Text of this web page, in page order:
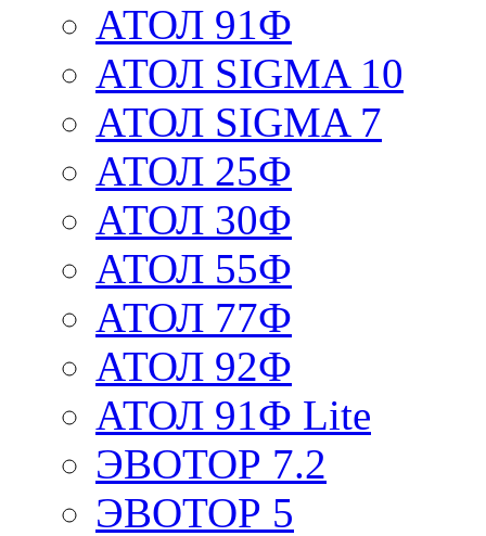
АТОЛ 91Ф
АТОЛ SIGMA 10
АТОЛ SIGMA 7
АТОЛ 25Ф
АТОЛ 30Ф
АТОЛ 55Ф
АТОЛ 77Ф
АТОЛ 92Ф
АТОЛ 91Ф Lite
ЭВОТОР 7.2
ЭВОТОР 5